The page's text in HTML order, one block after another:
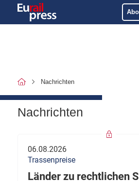
Abo
Nachrichten
Nachrichten
06.08.2026
Trassenpreise
Länder zu rechtlichen